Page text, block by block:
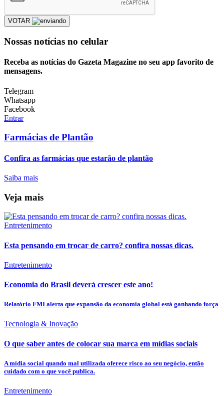
VOTAR
Nossas notícias no celular
Receba as notícias do Gazeta Magazine no seu app favorito de
mensagens.
Telegram
Whatsapp
Facebook
Entrar
Farmácias de Plantão
Confira as farmácias que estarão de plantão
Saiba mais
Veja mais
Entretenimento
Esta pensando em trocar de carro? confira nossas dicas.
Entretenimento
Economia do Brasil deverá crescer este ano!
Relatório FMI alerta que expansão da economia global está ganhando força
Tecnologia & Inovação
O que saber antes de colocar sua marca em mídias sociais
A mídia social quando mal utilizada oferece risco ao seu negócio, então
cuidado com o que você publica.
Entretenimento